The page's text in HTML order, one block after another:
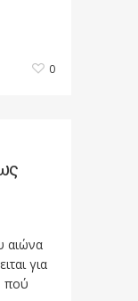
0
αιώνα
για
πού